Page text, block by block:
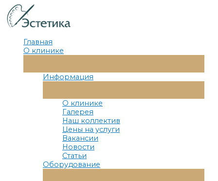
Перейти
к
содержимому
Главная
О клинике
Меню
Информация
Меню
О клинике
Галерея
Наш коллектив
Цены на услуги
Вакансии
Новости
Статьи
Оборудование